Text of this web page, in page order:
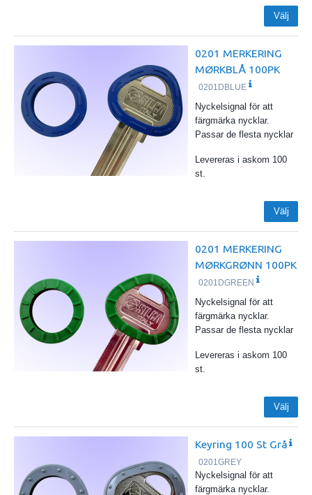
Välj
0201 MERKERING
MØRKBLÅ 100PK
0201DBLUE
Nyckelsignal för att
färgmärka nycklar.
Passar de flesta nycklar
Levereras i askom 100
st.
Välj
0201 MERKERING
MØRKGRØNN 100PK
0201DGREEN
Nyckelsignal för att
färgmärka nycklar.
Passar de flesta nycklar
Levereras i askom 100
st.
Välj
Keyring 100 St Grå
0201GREY
Nyckelsignal för att
färgmärka nycklar.